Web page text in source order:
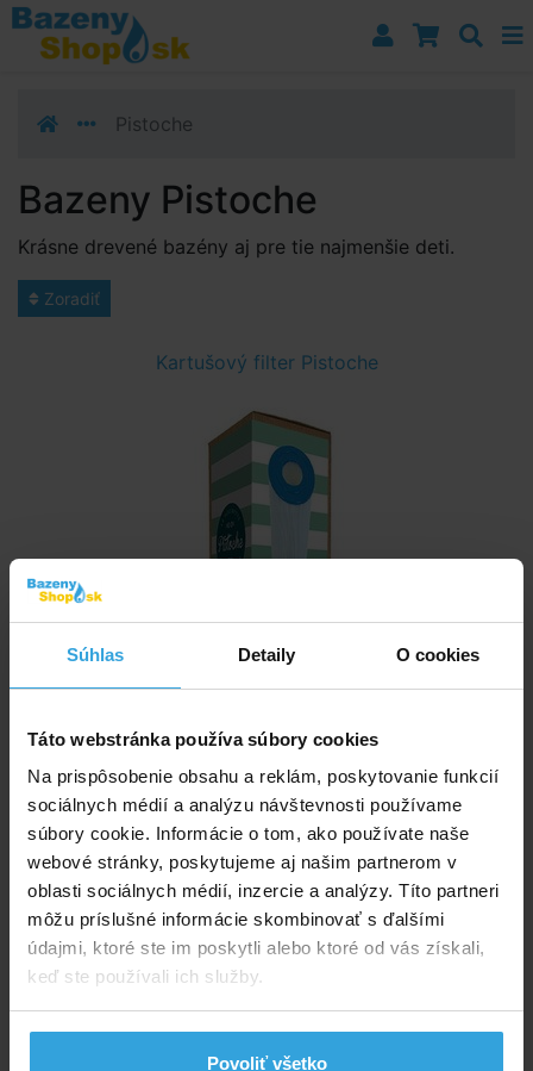
Súhlas Detaily O cookies
Táto webstránka používa súbory cookies
Na prispôsobenie obsahu a reklám, poskytovanie funkcií
sociálnych médií a analýzu návštevnosti používame
súbory cookie. Informácie o tom, ako používate naše
webové stránky, poskytujeme aj našim partnerom v
oblasti sociálnych médií, inzercie a analýzy. Títo partneri
môžu príslušné informácie skombinovať s ďalšími
údajmi, ktoré ste im poskytli alebo ktoré od vás získali,
keď ste používali ich služby.
Povoliť všetko
Prejsť k navigácii
Prejsť na obsah
Prejsť k bočnému stĺpci
Pistoche
Bazeny Pistoche
Krásne drevené bazény aj pre tie najmenšie deti.
Zoradiť
Kartušový filter Pistoche
Náhradný karušový filter do bazéna Pistoche.
Nedostupné
47,92 EUR
detail